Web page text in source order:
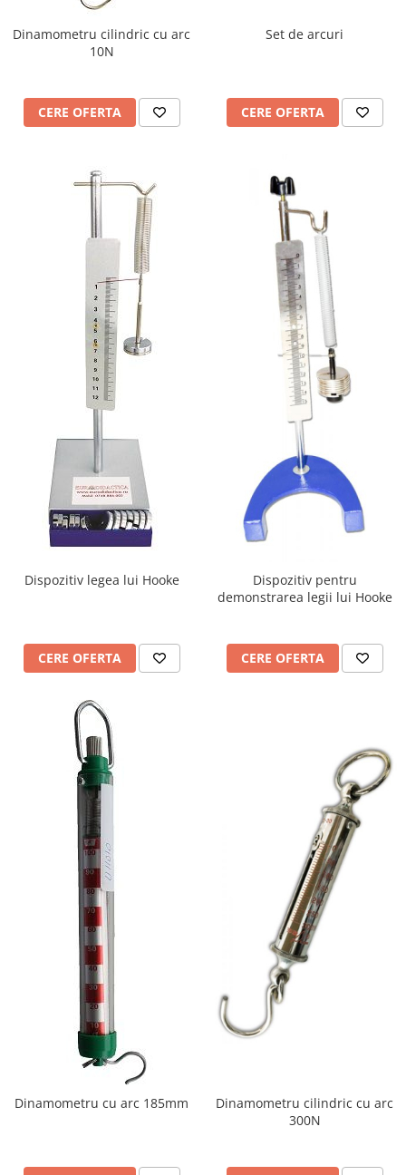
Dinamometru cilindric cu arc
10N
CERE OFERTA
Set de arcuri
CERE OFERTA
Dispozitiv legea lui Hooke
CERE OFERTA
Dispozitiv pentru
demonstrarea legii lui Hooke
CERE OFERTA
Dinamometru cu arc 185mm
Dinamometru cilindric cu arc
300N